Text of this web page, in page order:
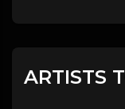
ARTISTS